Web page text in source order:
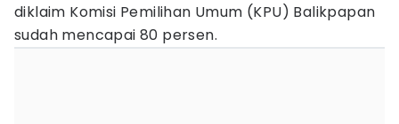
diklaim Komisi Pemilihan Umum (KPU) Balikpapan
sudah mencapai 80 persen.